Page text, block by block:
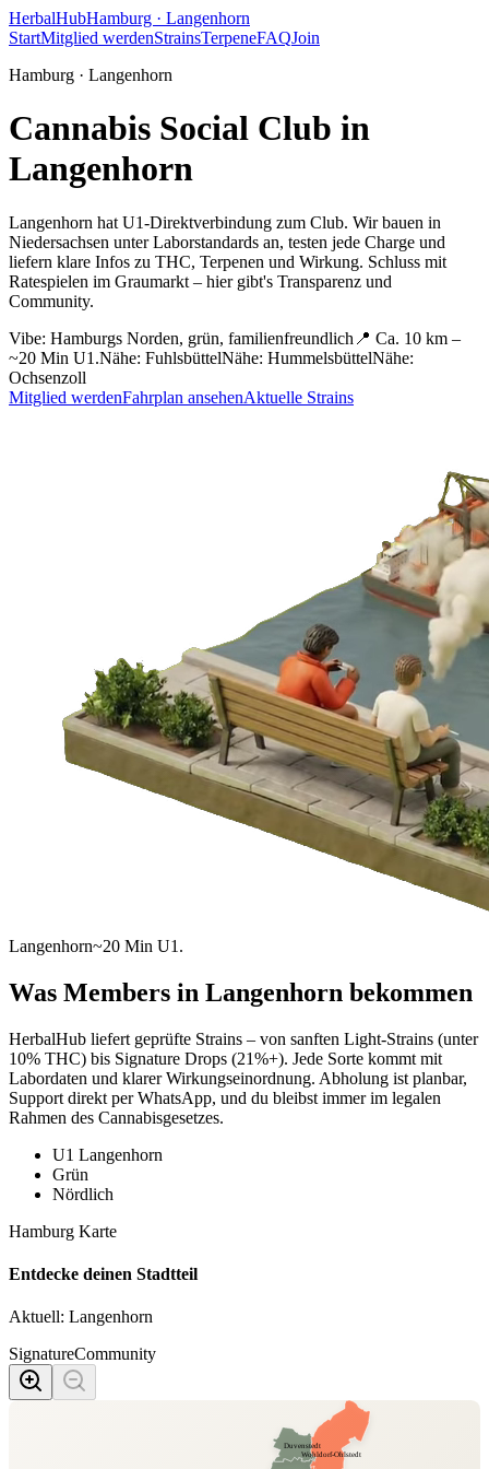
HerbalHubHamburg · Langenhorn
StartMitglied werdenStrainsTerpeneFAQJoin
Hamburg · Langenhorn
Cannabis Social Club in
Langenhorn
Langenhorn hat U1-Direktverbindung zum Club. Wir bauen in
Niedersachsen unter Laborstandards an, testen jede Charge und
liefern klare Infos zu THC, Terpenen und Wirkung. Schluss mit
Ratespielen im Graumarkt – hier gibt's Transparenz und
Community.
Vibe: Hamburgs Norden, grün, familienfreundlich 📍 Ca. 10 km –
~20 Min U1.Nähe: FuhlsbüttelNähe: HummelsbüttelNähe:
Ochsenzoll
Mitglied werdenFahrplan ansehenAktuelle Strains
Langenhorn~20 Min U1.
Was Members in Langenhorn bekommen
HerbalHub liefert geprüfte Strains – von sanften Light-Strains (unter
10% THC) bis Signature Drops (21%+). Jede Sorte kommt mit
Labordaten und klarer Wirkungseinordnung. Abholung ist planbar,
Support direkt per WhatsApp, und du bleibst immer im legalen
Rahmen des Cannabisgesetzes.
U1 Langenhorn
Grün
Nördlich
Hamburg Karte
Entdecke deinen Stadtteil
Aktuell: Langenhorn
SignatureCommunity
Duvenstedt
Wohldorf-Ohlstedt